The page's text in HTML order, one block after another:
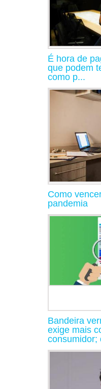
É hora de
que podem
como p...
Como
pandemia
Bandeira
exige mais
consumidor;